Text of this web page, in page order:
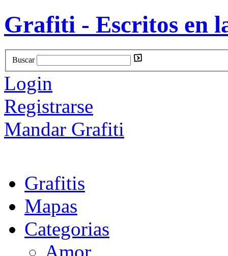
Grafiti - Escritos en
Buscar
Login
Registrarse
Mandar Grafiti
Grafitis
Mapas
Categorias